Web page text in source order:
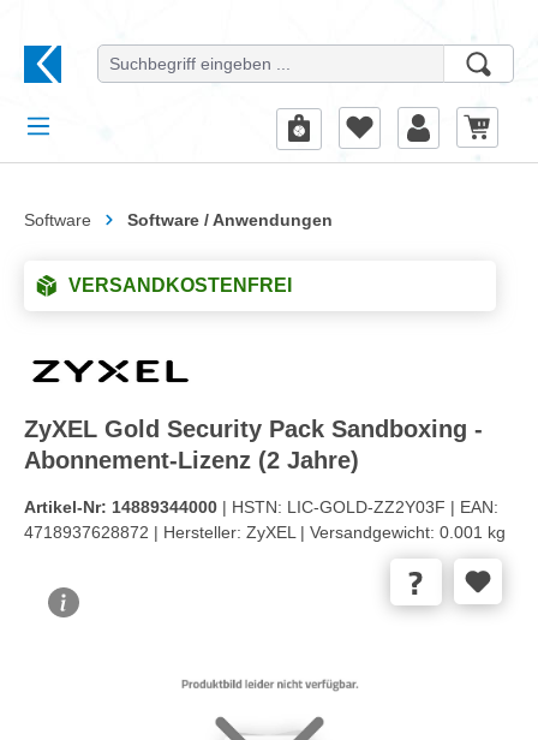
Software Software / Anwendungen
VERSANDKOSTENFREI
ZyXEL Gold Security Pack Sandboxing -
Abonnement-Lizenz (2 Jahre)
Artikel-Nr: 14889344000 | HSTN: LIC-GOLD-ZZ2Y03F | EAN:
4718937628872 | Hersteller: ZyXEL | Versandgewicht: 0.001 kg